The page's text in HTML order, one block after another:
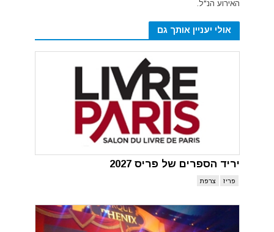
האירוע הנ"ל.
אולי יעניין אותך גם
יריד הספרים של פריס 2027
פריז צרפת